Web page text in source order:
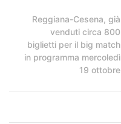
Reggiana-Cesena, già
venduti circa 800
biglietti per il big match
in programma mercoledì
19 ottobre